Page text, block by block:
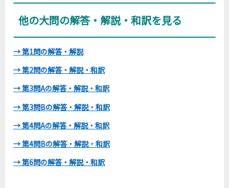
他の大問の解答・解説・和訳を見る
→ 第1問の解答・解説
→ 第2問の解答・解説・和訳
→ 第3問Aの解答・解説・和訳
→ 第3問Bの解答・解説・和訳
→ 第4問Aの解答・解説・和訳
→ 第4問Bの解答・解説・和訳
→ 第6問の解答・解説・和訳